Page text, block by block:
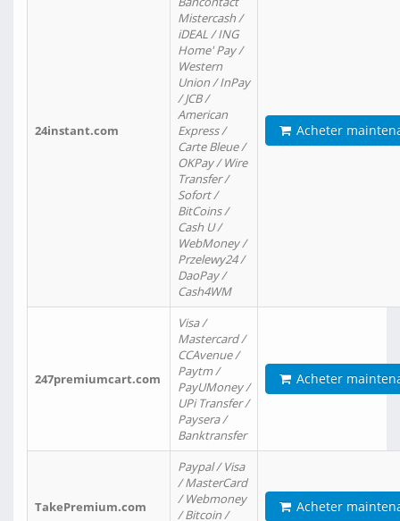
24instant.com
Mistercash /
iDEAL / ING
Home' Pay /
Western
Union / InPay
/ JCB /
American
Express /
Carte Bleue /
OKPay / Wire
Transfer /
Sofort /
BitCoins /
Cash U /
WebMoney /
Przelewy24 /
DaoPay /
Cash4WM
Acheter
247premiumcart.com
Visa /
Mastercard /
CCAvenue /
Paytm /
PayUMoney /
UPi Transfer /
Paysera /
Banktransfer
Acheter
TakePremium.com
Paypal / Visa
/ MasterCard
/ Webmoney
/ Bitcoin /
Acheter